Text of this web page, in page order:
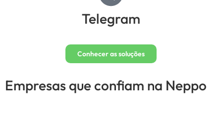
Telegram
Conhecer as soluções
Empresas que confiam na Neppo